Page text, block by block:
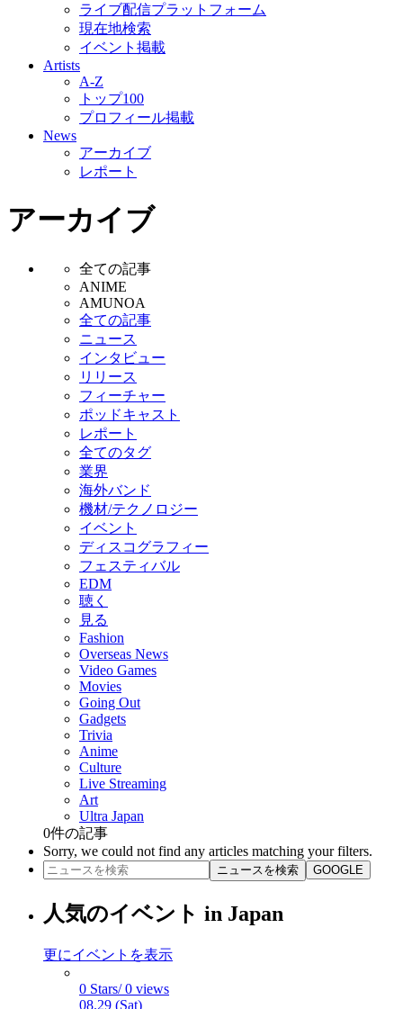
ライブ配信プラットフォーム
現在地検索
イベント掲載
Artists
A-Z
トップ100
プロフィール掲載
News
アーカイブ
レポート
アーカイブ
全ての記事
ANIME
AMUNOA
全ての記事
ニュース
インタビュー
リリース
フィーチャー
ポッドキャスト
レポート
全てのタグ
業界
海外バンド
機材/テクノロジー
イベント
ディスコグラフィー
フェスティバル
EDM
聴く
見る
Fashion
Overseas News
Video Games
Movies
Going Out
Gadgets
Trivia
Anime
Culture
Live Streaming
Art
Ultra Japan
0件の記事
Sorry, we could not find any articles matching your filters.
ニュースを検索 GOOGLE
人気のイベント in Japan
更にイベントを表示
0 Stars/ 0 views
08.29 (Sat)